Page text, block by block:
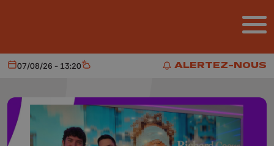
ALERTEZ-NOUS
ALERTEZ-NOUS
Aujourd'hui
07/08/26 - 13:20 Météo